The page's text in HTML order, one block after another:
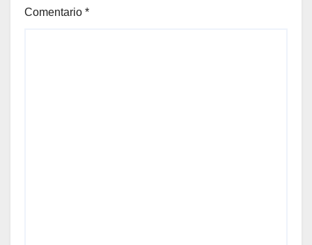
Comentario *